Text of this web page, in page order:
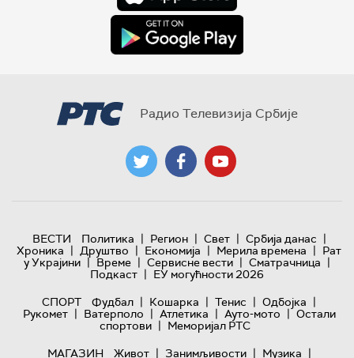
Радио Телевизија Србије
ВЕСТИ Политика | Регион | Свет | Србија данас |
Хроника | Друштво | Економија | Мерила времена | Рат
у Украјини | Време | Сервисне вести | Сматрачница |
Подкаст | ЕУ могућности 2026
СПОРТ
Фудбал | Кошарка | Тенис | Одбојка |
Рукомет | Ватерполо | Атлетика | Ауто-мото | Остали
спортови | Меморијал РТС
МАГАЗИН
Живот | Занимљивости | Музика |